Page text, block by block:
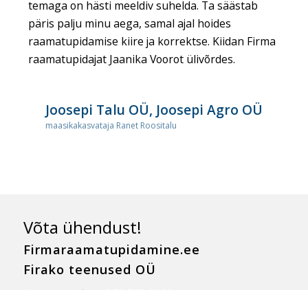
temaga on hästi meeldiv suhelda. Ta säästab
päris palju minu aega, samal ajal hoides
raamatupidamise kiire ja korrektse. Kiidan Firma
raamatupidajat Jaanika Voorot ülivõrdes.
Joosepi Talu OÜ, Joosepi Agro OÜ
maasikakasvataja Ranet Roositalu
Võta ühendust!
Firmaraamatupidamine.ee
Firako teenused OÜ